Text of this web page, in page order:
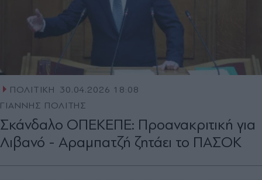
ΠΟΛΙΤΙΚΗ
30.04.2026 18:08
ΓΙΑΝΝΗΣ ΠΟΛΙΤΗΣ
Σκάνδαλο ΟΠΕΚΕΠΕ: Προανακριτική για
Λιβανό - Αραμπατζή ζητάει το ΠΑΣΟΚ